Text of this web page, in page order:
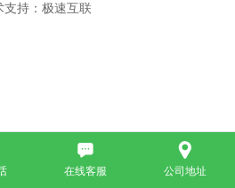
在线客服 公司地址
支持：极速互联